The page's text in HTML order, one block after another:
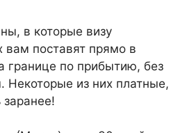
в которые визу
вам поставят прямо в
границе по прибытию, без
Некоторые из них платные,
заранее!